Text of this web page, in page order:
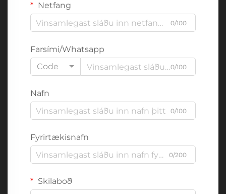
Netfang
0/100
Farsími/Whatsapp
Code
0/100
Nafn
0/100
Fyrirtækisnafn
0/200
Skilaboð